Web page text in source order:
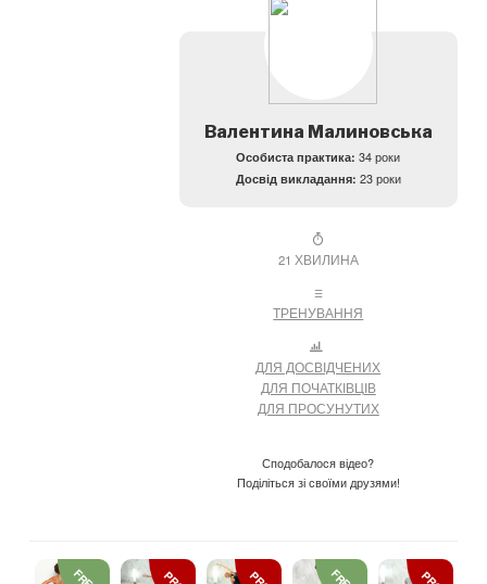
Валентина Малиновська
Особиста практика: 34 роки
Досвід викладання: 23 роки
21 ХВИЛИНА
ТРЕНУВАННЯ
ДЛЯ ДОСВІДЧЕНИХ
ДЛЯ ПОЧАТКІВЦІВ
ДЛЯ ПРОСУНУТИХ
Сподобалося відео?
Поділіться зі своїми друзями!